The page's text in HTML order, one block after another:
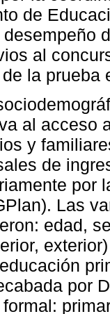
de
al
la prueba
al acceso
y
de
por
Las
edad,
por